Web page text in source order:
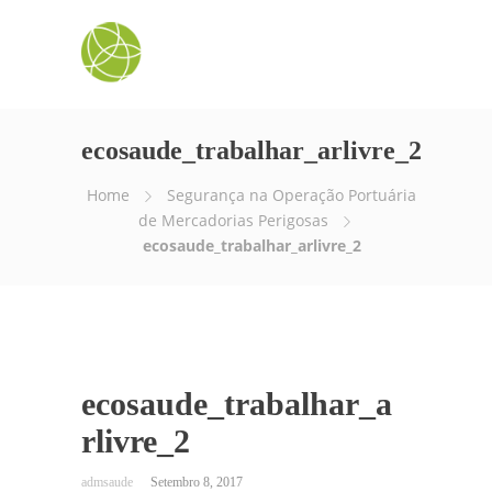
ecosaude_trabalhar_arlivre_2
Home
Segurança na Operação Portuária
de Mercadorias Perigosas
ecosaude_trabalhar_arlivre_2
ecosaude_trabalhar_a
rlivre_2
Setembro 8, 2017